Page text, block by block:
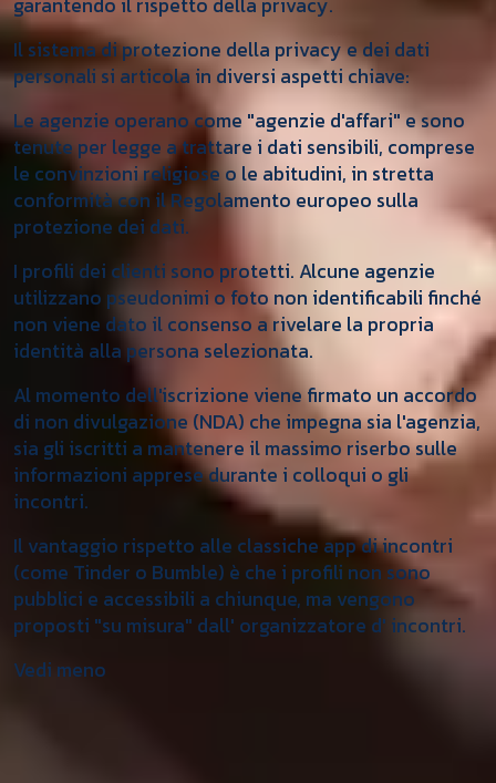
Il sistema di protezione della privacy e dei dati
personali si articola in diversi aspetti chiave:
Le agenzie operano come "agenzie d'affari" e sono
tenute per legge a trattare i dati sensibili, comprese
le convinzioni religiose o le abitudini, in stretta
conformità con il Regolamento europeo sulla
protezione dei dati.
I profili dei clienti sono protetti. Alcune agenzie
utilizzano pseudonimi o foto non identificabili finché
non viene dato il consenso a rivelare la propria
identità alla persona selezionata.
Al momento dell'iscrizione viene firmato un accordo
di non divulgazione (NDA) che impegna sia l'agenzia,
sia gli iscritti a mantenere il massimo riserbo sulle
informazioni apprese durante i colloqui o gli
incontri.
Il vantaggio rispetto alle classiche app di incontri
(come Tinder o Bumble) è che i profili non sono
pubblici e accessibili a chiunque, ma vengono
proposti "su misura" dall' organizzatore d' incontri.
Vedi meno